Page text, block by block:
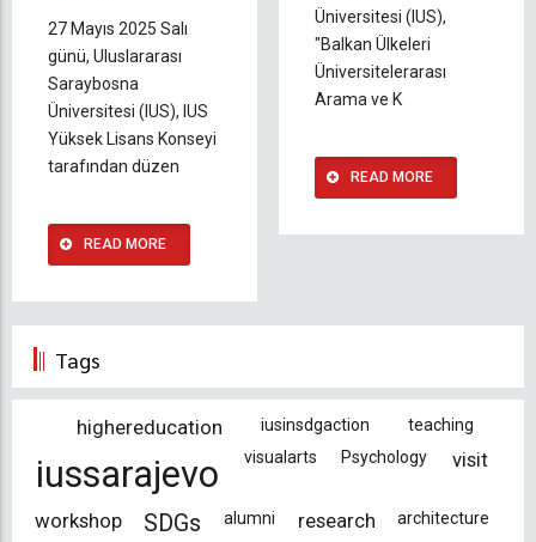
27 Mayıs 2025 Salı
günü, Uluslararası
Saraybosna
Üniversitesi (IUS), IUS
Yüksek Lisans Konseyi
tarafından düzen
READ MORE
Üniversitesi (IUS),
"Balkan Ülkeleri
Üniversitelerarası
Arama ve K
READ MORE
Tags
highereducation iusinsdgaction teaching
iussarajevo visualarts Psychology visit
workshop SDGs alumni research architecture